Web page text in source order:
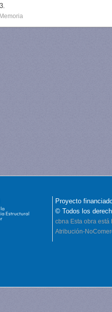
Proyecto
© Todos los
cbna Esta obra
Atribución-